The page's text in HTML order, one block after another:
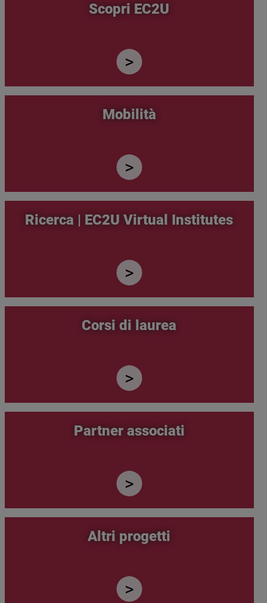
Scopri EC2U
Mobilità
Ricerca | EC2U Virtual Institutes
Corsi di laurea
Partner associati
Altri progetti